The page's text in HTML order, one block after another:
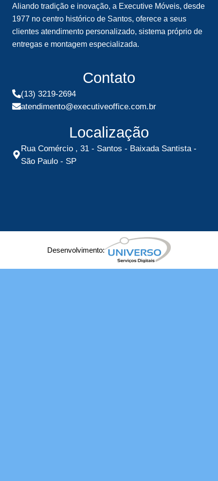
Aliando tradição e inovação, a Executive Móveis, desde
1977 no centro histórico de Santos, oferece a seus
clientes atendimento personalizado, sistema próprio de
entregas e montagem especializada.
Contato
(13) 3219-2694
atendimento@executiveoffice.com.br
Localização
Rua Comércio , 31 - Santos - Baixada Santista -
São Paulo - SP
Desenvolvimento: